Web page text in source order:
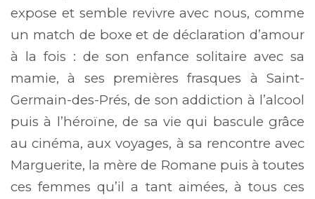
expose et semble revivre avec nous, comme
un match de boxe et de déclaration d’amour
à la fois : de son enfance solitaire avec sa
mamie, à ses premières frasques à Saint-
Germain-des-Prés, de son addiction à l’alcool
puis à l’héroïne, de sa vie qui bascule grâce
au cinéma, aux voyages, à sa rencontre avec
Marguerite, la mère de Romane puis à toutes
ces femmes qu’il a tant aimées, à tous ces